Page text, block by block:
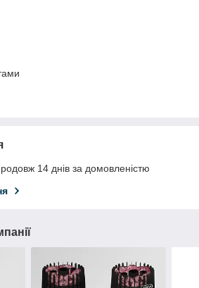
14 днів за домовленістю